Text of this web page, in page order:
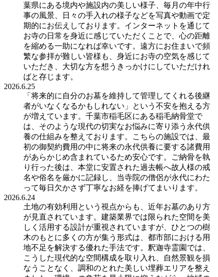
葉県にある境内や施設内の美しい様子、毎月の年中行
事の風景、日々の手入れの様子などを写真や動画で定
期的にお伝えしております。インターネットを通じて
お寺の日常を身近に感じていただくことで、心の距離
を縮める一助になれば幸いです。遠方にお住まいで頻
繁な参拝が難しい皆様も、身近にお寺の空気を感じて
いただき、大切な方を想うきっかけにしていただけれ
ばと存じます。
2026.6.25
「将来的に自分のお墓を維持して管理してくれる後継
者がいなくなるかもしれない」という不安を抱える方
が増えています。千葉市稲毛区にある稲毛納骨堂で
は、そのような現代の切実なお悩みに寄り添う永代供
養の仕組みを整えております。こちらの施設では、最
初の御契約費用の中に将来の永代供養に要する諸費用
があらかじめ含まれているため安心です。ご納骨を執
り行った後は、本堂に安置された過去帳へ故人様の戒
名や俗名を厳かに記録し、当寺院の僧侶が永代にわた
って毎日欠かさず丁寧なお経を捧げてまいります。
2026.6.24
土地の有効利用という視点からも、近年お墓のあり方
が見直されています。建築業界では限られた空間を美
しく活用する設計が重視されていますが、ひとつの樹
木のもとに多くの方が集う形式は、都市部における用
地不足を解決する優れた手法です。釈迦寺霊園では、
こうした現代的な空間構成を取り入れ、自然景観を損
なうことなく、調和のとれた美しい埋葬エリアを整え